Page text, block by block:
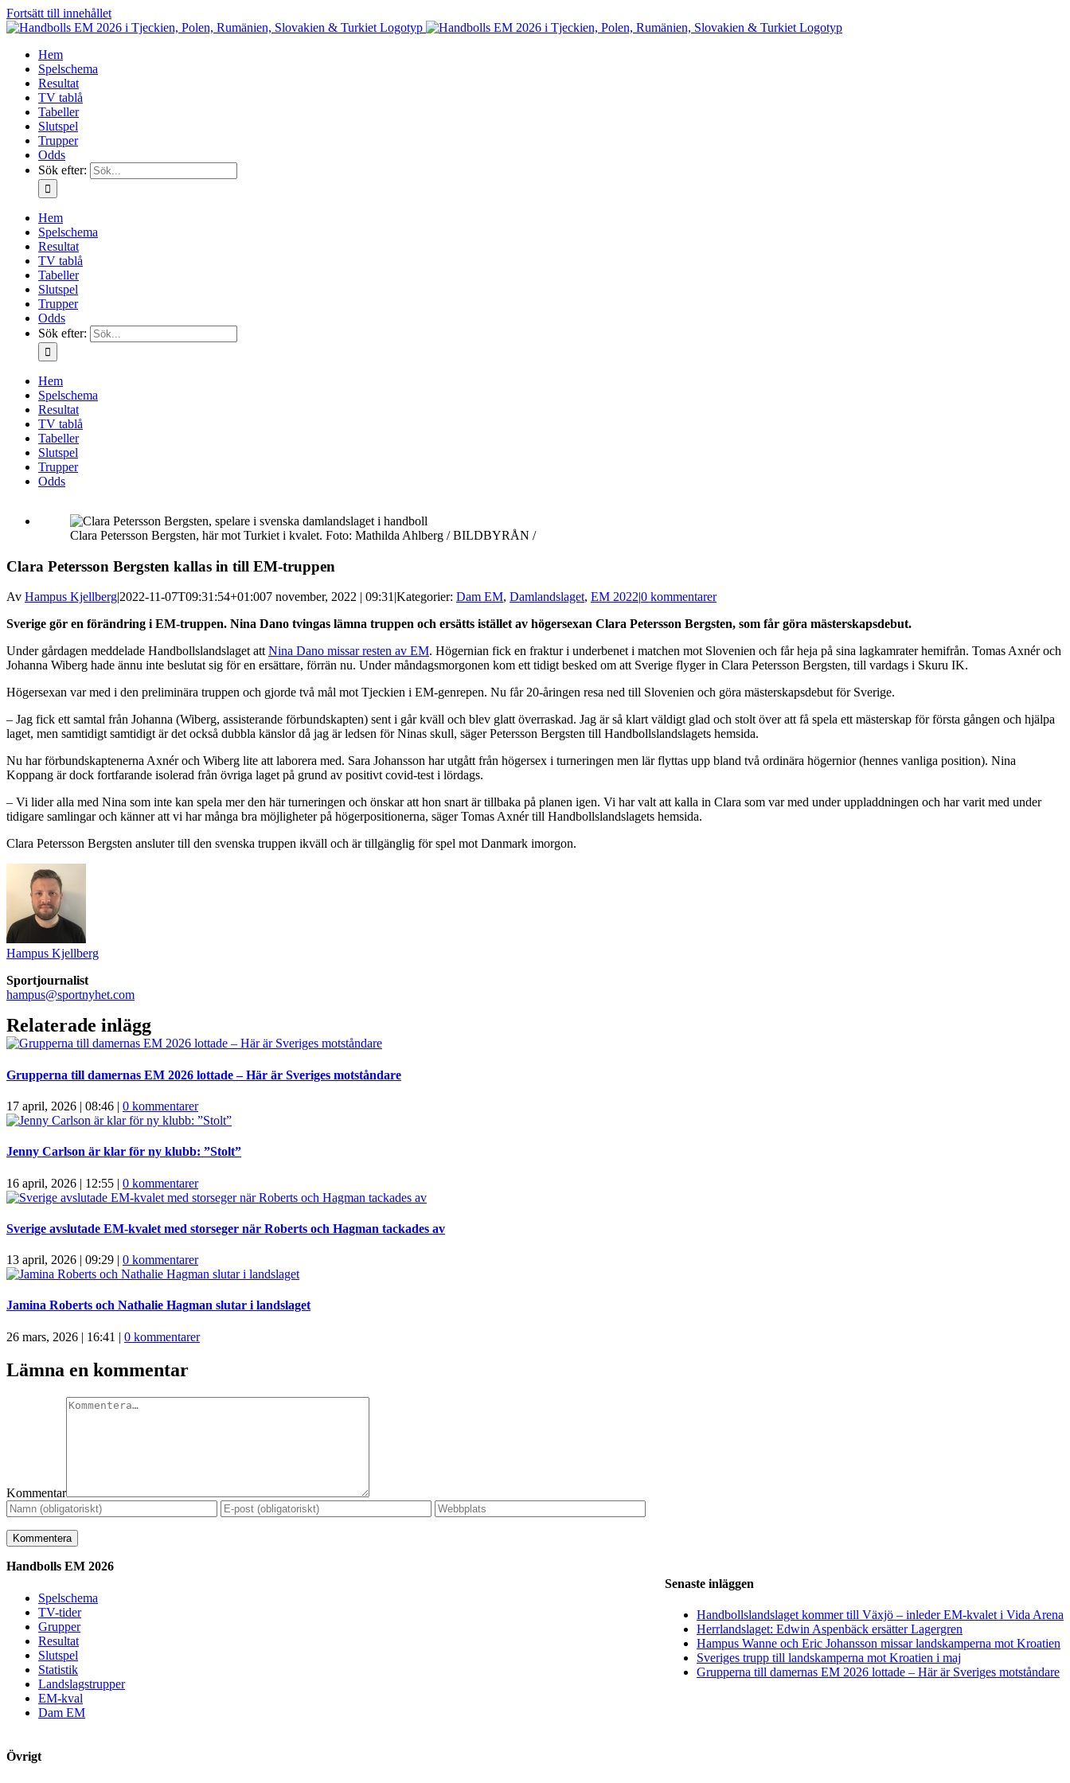
Fortsätt till innehållet
Hem
Spelschema
Resultat
TV tablå
Tabeller
Slutspel
Trupper
Odds
Sök efter:
Hem
Spelschema
Resultat
TV tablå
Tabeller
Slutspel
Trupper
Odds
Sök efter:
Hem
Spelschema
Resultat
TV tablå
Tabeller
Slutspel
Trupper
Odds
Clara Petersson Bergsten, här mot Turkiet i kvalet. Foto: Mathilda Ahlberg / BILDBYRÅN /
Clara Petersson Bergsten kallas in till EM-truppen
Av Hampus Kjellberg|2022-11-07T09:31:54+01:007 november, 2022 | 09:31|Kategorier: Dam EM, Damlandslaget, EM 2022|0 kommentarer
Sverige gör en förändring i EM-truppen. Nina Dano tvingas lämna truppen och ersätts istället av högersexan Clara Petersson Bergsten, som får göra mästerskapsdebut.
Under gårdagen meddelade Handbollslandslaget attNina Dano missar resten av EM. Högernian fick en fraktur i underbenet i matchen mot Slovenien och får heja på sina lagkamrater hemifrån. Tomas Axnér och
Johanna Wiberg hade ännu inte beslutat sig för en ersättare, förrän nu. Under måndagsmorgonen kom ett tidigt besked om att Sverige flyger in Clara Petersson Bergsten, till vardags i Skuru IK.
Högersexan var med i den preliminära truppen och gjorde två mål mot Tjeckien i EM-genrepen. Nu får 20-åringen resa ned till Slovenien och göra mästerskapsdebut för Sverige.
– Jag fick ett samtal från Johanna (Wiberg, assisterande förbundskapten) sent i går kväll och blev glatt överraskad. Jag är så klart väldigt glad och stolt över att få spela ett mästerskap för första gången och hjälpa
laget, men samtidigt samtidigt är det också dubbla känslor då jag är ledsen för Ninas skull, säger Petersson Bergsten till Handbollslandslagets hemsida.
Nu har förbundskaptenerna Axnér och Wiberg lite att laborera med. Sara Johansson har utgått från högersex i turneringen men lär flyttas upp bland två ordinära högernior (hennes vanliga position). Nina
Koppang är dock fortfarande isolerad från övriga laget på grund av positivt covid-test i lördags.
– Vi lider alla med Nina som inte kan spela mer den här turneringen och önskar att hon snart är tillbaka på planen igen. Vi har valt att kalla in Clara som var med under uppladdningen och har varit med under
tidigare samlingar och känner att vi har många bra möjligheter på högerpositionerna, säger Tomas Axnér till Handbollslandslagets hemsida.
Clara Petersson Bergsten ansluter till den svenska truppen ikväll och är tillgänglig för spel mot Danmark imorgon.
Hampus Kjellberg
Sportjournalist
hampus@sportnyhet.com
Relaterade inlägg
Grupperna till damernas EM 2026 lottade – Här är Sveriges motståndare
17 april, 2026 | 08:46 | 0 kommentarer
Jenny Carlson är klar för ny klubb: ”Stolt”
16 april, 2026 | 12:55 | 0 kommentarer
Sverige avslutade EM-kvalet med storseger när Roberts och Hagman tackades av
13 april, 2026 | 09:29 | 0 kommentarer
Jamina Roberts och Nathalie Hagman slutar i landslaget
26 mars, 2026 | 16:41 | 0 kommentarer
Lämna en kommentar
Kommentar
Senaste inläggen
Handbollslandslaget kommer till Växjö – inleder EM-kvalet i Vida Arena
Herrlandslaget: Edwin Aspenbäck ersätter Lagergren
Hampus Wanne och Eric Johansson missar landskamperna mot Kroatien
Sveriges trupp till landskamperna mot Kroatien i maj
Grupperna till damernas EM 2026 lottade – Här är Sveriges motståndare
Handbolls EM 2026
Spelschema
TV-tider
Grupper
Resultat
Slutspel
Statistik
Landslagstrupper
EM-kval
Dam EM
Övrigt